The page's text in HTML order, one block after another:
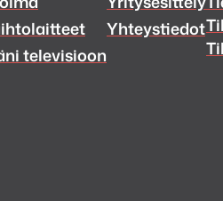
televisioon
Yhteystiedot